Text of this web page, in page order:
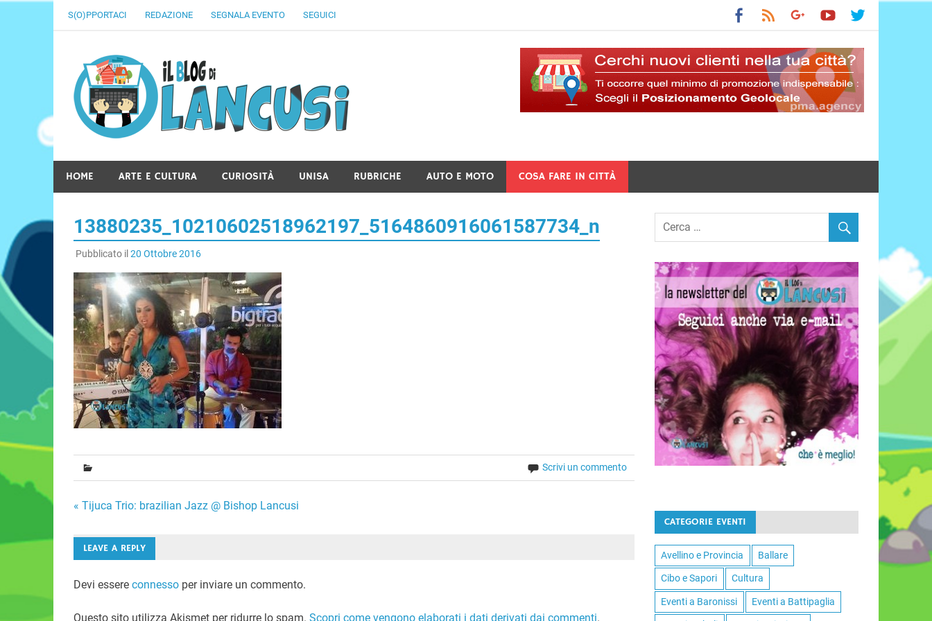
S(O)PPORTACI REDAZIONE SEGNALA EVENTO SEGUICI
Il Blog Di Lancusi
HOME ARTE E CULTURA CURIOSITÀ UNISA RUBRICHE AUTO E MOTO COSA FARE IN CITTÀ
13880235_10210602518962197_5164860916061587734_n
Pubblicato il 20 Ottobre 2016
Scrivi un commento
Navigazione
articoli
« Tijuca Trio: brazilian Jazz @ Bishop Lancusi
LEAVE A REPLY
Devi essere connessoper inviare un commento.
Questo sito utilizza Akismet per ridurre lo spam. Scopri come vengono elaborati i dati derivati dai commenti.
CATEGORIE EVENTI
Avellino e Provincia Ballare
Cibo e Sapori Cultura
Eventi a Baronissi Eventi a Battipaglia